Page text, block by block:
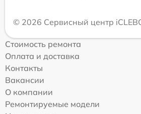
© 2026 Сервисный центр
Стоимость ремонта
Оплата и доставка
Контакты
Вакансии
О компании
Ремонтируемые модели